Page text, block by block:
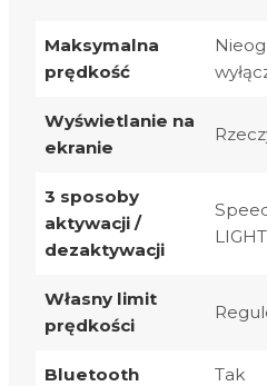
Maksymalna
prędkość
Wyświetlanie na
ekranie
3 sposoby
aktywacji /
dezaktywacji
Własny limit
prędkości
Bluetooth Tak